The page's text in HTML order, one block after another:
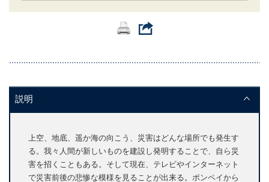
説明
上空、地底、遥か海の向こう、災害はどんな場所でも発生す
る。我々人間が新しいものを建設し発明することで、自ら災
害を招くこともある。そして現在、テレビやインターネット
で災害前後の悲惨な模様を見ることが出来る。ポンペイから